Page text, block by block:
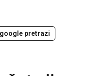
pretrazi